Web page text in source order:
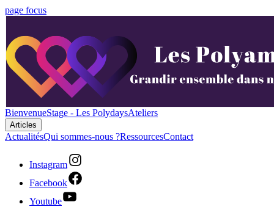
page focus
BienvenueStage - Les PolydaysAteliers
Articles
ActualitésQui sommes-nous ?RessourcesContact
Instagram
Facebook
Youtube